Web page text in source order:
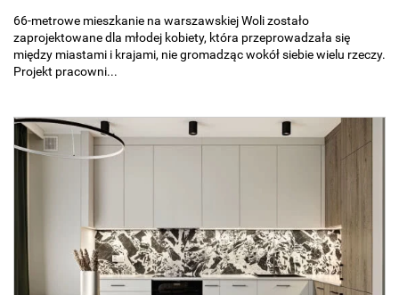
66-metrowe mieszkanie na warszawskiej Woli zostało
zaprojektowane dla młodej kobiety, która przeprowadzała się
między miastami i krajami, nie gromadząc wokół siebie wielu rzeczy.
Projekt pracowni...